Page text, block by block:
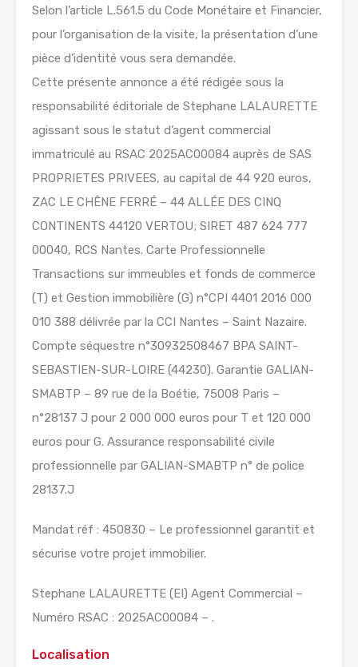
Selon l’article L.561.5 du Code Monétaire et Financier,
pour l’organisation de la visite, la présentation d’une
pièce d’identité vous sera demandée.
Cette présente annonce a été rédigée sous la
responsabilité éditoriale de Stephane LALAURETTE
agissant sous le statut d’agent commercial
immatriculé au RSAC 2025AC00084 auprès de SAS
PROPRIETES PRIVEES, au capital de 44 920 euros,
ZAC LE CHÊNE FERRÉ – 44 ALLÉE DES CINQ
CONTINENTS 44120 VERTOU; SIRET 487 624 777
00040, RCS Nantes. Carte Professionnelle
Transactions sur immeubles et fonds de commerce
(T) et Gestion immobilière (G) n°CPI 4401 2016 000
010 388 délivrée par la CCI Nantes – Saint Nazaire.
Compte séquestre n°30932508467 BPA SAINT-
SEBASTIEN-SUR-LOIRE (44230). Garantie GALIAN-
SMABTP – 89 rue de la Boétie, 75008 Paris –
n°28137 J pour 2 000 000 euros pour T et 120 000
euros pour G. Assurance responsabilité civile
professionnelle par GALIAN-SMABTP n° de police
28137.J
Mandat réf : 450830 – Le professionnel garantit et
sécurise votre projet immobilier.
Stephane LALAURETTE (EI) Agent Commercial –
Numéro RSAC : 2025AC00084 – .
Localisation